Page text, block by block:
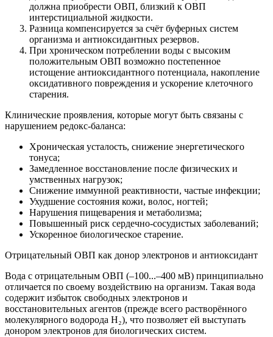
должна приобрести ОВП, близкий к ОВП
интерстициальной жидкости.
Разница компенсируется за счёт буферных систем
организма и антиоксидантных резервов.
При хроническом потреблении воды с высоким
положительным ОВП возможно постепенное
истощение антиоксидантного потенциала, накопление
оксидативного повреждения и ускорение клеточного
старения.
Клинические проявления, которые могут быть связаны с
нарушением редокс-баланса:
Хроническая усталость, снижение энергетического
тонуса;
Замедленное восстановление после физических и
умственных нагрузок;
Снижение иммунной реактивности, частые инфекции;
Ухудшение состояния кожи, волос, ногтей;
Нарушения пищеварения и метаболизма;
Повышенный риск сердечно-сосудистых заболеваний;
Ускоренное биологическое старение.
Отрицательный ОВП как донор электронов и антиоксидант
Вода с отрицательным ОВП (–100...–400 мВ) принципиально
отличается по своему воздействию на организм. Такая вода
содержит избыток свободных электронов и
восстановительных агентов (прежде всего растворённого
молекулярного водорода H₂), что позволяет ей выступать
донором электронов для биологических систем.